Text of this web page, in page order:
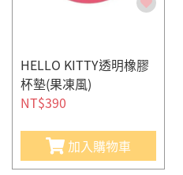
HELLO KITTY透明橡膠
杯墊(果凍風)
NT$390
加入購物車